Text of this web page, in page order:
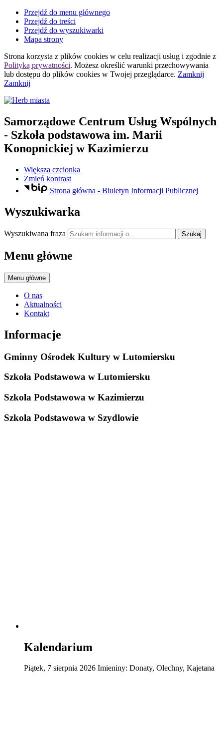
Przejdź do menu głównego
Przejdź do treści
Przejdź do wyszukiwarki
Mapa strony
Strona korzysta z plików cookies w celu realizacji usług i zgodnie z
Polityką prywatności. Możesz określić warunki przechowywania
lub dostępu do plików cookies w Twojej przeglądarce. Zamknij
Zamknij
Samorządowe Centrum Usług Wspólnych
- Szkoła podstawowa im. Marii
Konopnickiej w Kazimierzu
Większa czcionka
Zmień kontrast
Strona główna - Biuletyn Informacji Publicznej
Wyszukiwarka
Wyszukiwana fraza Szukaj
Menu główne
Menu główne
O nas
Aktualności
Kontakt
Informacje
Gminny Ośrodek Kultury w Lutomiersku
Szkoła Podstawowa w Lutomiersku
Szkola Podstawowa w Kazimierzu
Szkola Podstawowa w Szydlowie
Kalendarium
Piątek, 7 sierpnia 2026 Imieniny: Donaty, Olechny, Kajetana